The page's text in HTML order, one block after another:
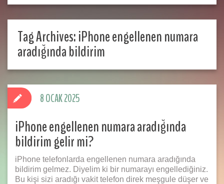
Tag Archives:iPhone engellenen numara
aradığında bildirim
iPhone engellenen numara aradığında
bildirim gelir mi?
iPhone telefonlarda engellenen numara aradığında
bildirim gelmez. Diyelim ki bir numarayı engellediğiniz.
Bu kişi sizi aradığı vakit telefon direk meşgule düşer ve
8 OCAK 2025